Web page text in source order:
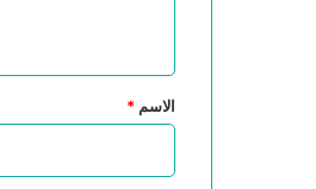
*
الاسم *